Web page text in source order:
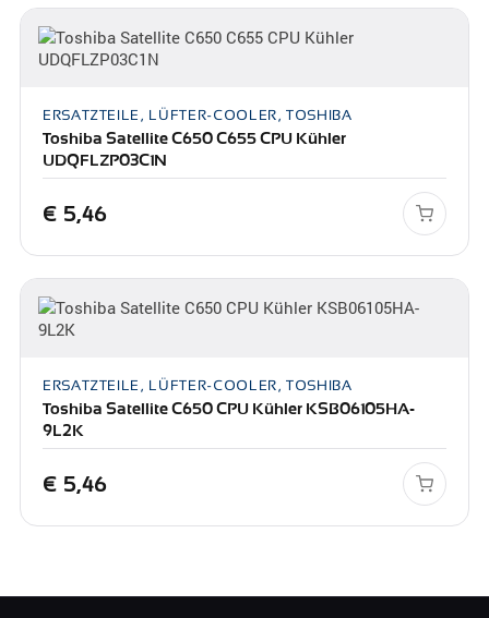
ERSATZTEILE, LÜFTER-COOLER, TOSHIBA
Toshiba Satellite C650 C655 CPU Kühler
UDQFLZP03C1N
€ 5,46
ERSATZTEILE, LÜFTER-COOLER, TOSHIBA
Toshiba Satellite C650 CPU Kühler KSB06105HA-
9L2K
€ 5,46